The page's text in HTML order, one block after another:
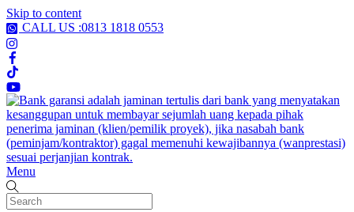
Skip to content
CALL US :0813 1818 0553
Menu